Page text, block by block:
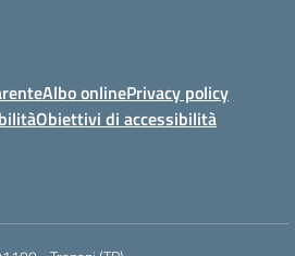
Albo onlinePrivacy policy
Obiettivi di accessibilità